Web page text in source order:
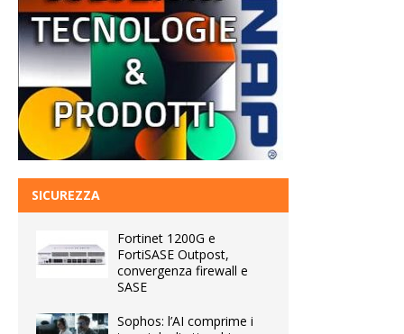
SICUREZZA
Fortinet 1200G e
FortiSASE Outpost,
convergenza firewall e
SASE
Sophos: l’AI comprime i